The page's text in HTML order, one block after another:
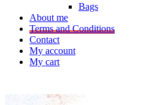
Bags
About me
Terms and Conditions
Contact
My account
My cart